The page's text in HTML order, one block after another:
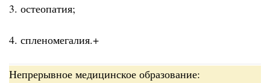
3. остеопатия;
4. спленомегалия.+
Непрерывное медицинское образование: